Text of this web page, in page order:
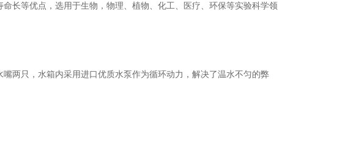
长等优点，选用于生物，物理、植物、化工、医疗、环保等实验科学领
两只，水箱内采用进口优质水泵作为循环动力，解决了温水不匀的弊